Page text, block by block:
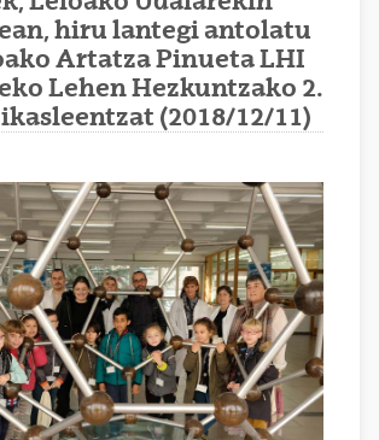
hiru lantegi antolatu
Artatza Pinueta LHI
Lehen Hezkuntzako 2.
(2018/12/11)